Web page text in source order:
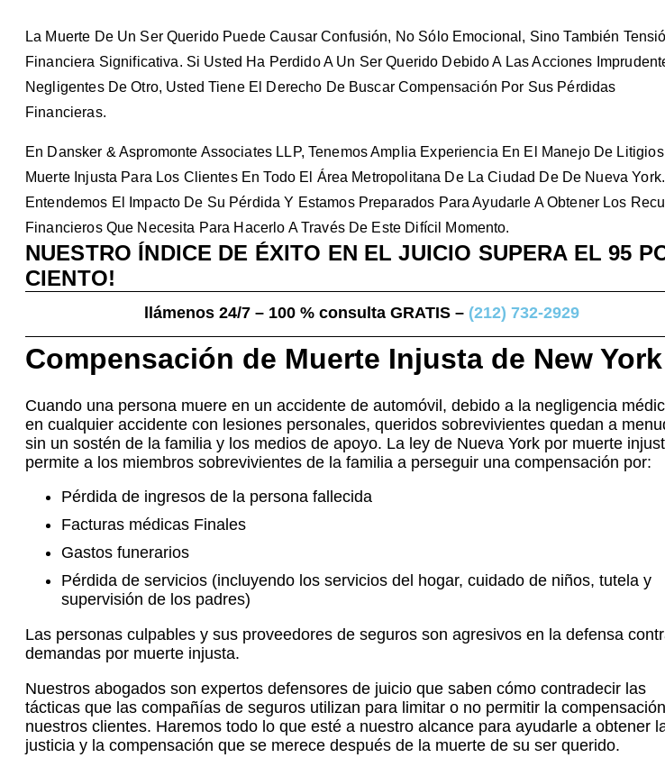
La Muerte De Un Ser Querido Puede Causar Confusión, No Sólo Emocional, Sino También
Financiera Significativa. Si Usted Ha Perdido A Un Ser Querido Debido A Las Acciones
Negligentes De Otro, Usted Tiene El Derecho De Buscar Compensación Por Sus Pérdidas
Financieras.
En Dansker & Aspromonte Associates LLP, Tenemos Amplia Experiencia En El Manejo De
Muerte Injusta Para Los Clientes En Todo El Área Metropolitana De La Ciudad De De Nueva York.
Entendemos El Impacto De Su Pérdida Y Estamos Preparados Para Ayudarle A Obtener Los
Financieros Que Necesita Para Hacerlo A Través De Este Difícil Momento.
NUESTRO ÍNDICE DE ÉXITO EN EL JUICIO SUPERA EL 95
CIENTO!
llámenos 24/7 – 100 % consulta GRATIS – (212) 732-2929
Compensación de Muerte Injusta de New York
Cuando una persona muere en un accidente de automóvil, debido a la negligencia
en cualquier accidente con lesiones personales, queridos sobrevivientes quedan a
sin un sostén de la familia y los medios de apoyo. La ley de Nueva York por muerte
permite a los miembros sobrevivientes de la familia a perseguir una compensación por:
Pérdida de ingresos de la persona fallecida
Facturas médicas Finales
Gastos funerarios
Pérdida de servicios (incluyendo los servicios del hogar, cuidado de niños, tutela y
supervisión de los padres)
Las personas culpables y sus proveedores de seguros son agresivos en la defensa
demandas por muerte injusta.
Nuestros abogados son expertos defensores de juicio que saben cómo contradecir las
tácticas que las compañías de seguros utilizan para limitar o no permitir la
nuestros clientes. Haremos todo lo que esté a nuestro alcance para ayudarle a obtener
justicia y la compensación que se merece después de la muerte de su ser querido.